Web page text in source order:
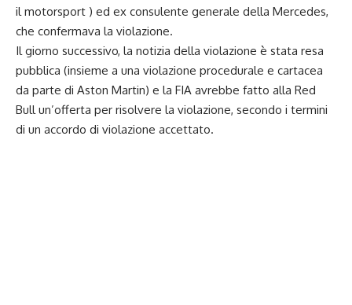
il motorsport ) ed ex consulente generale della Mercedes,
che confermava la violazione.
Il giorno successivo, la notizia della violazione è stata resa
pubblica (insieme a una violazione procedurale e cartacea
da parte di Aston Martin) e la FIA avrebbe fatto alla Red
Bull un’offerta per risolvere la violazione, secondo i termini
di un accordo di violazione accettato.